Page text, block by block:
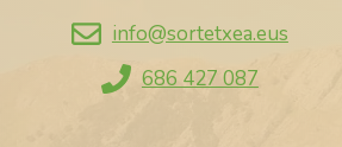
info@sortetxea.eus
686 427 087